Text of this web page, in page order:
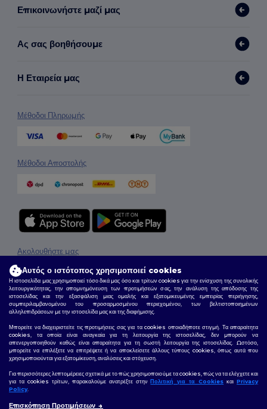
Επικοινωνήστε μαζί μας
Ας σας βοηθήσουμε
Η Εταιρεία μας
Μέθοδοι Πληρωμής
Μέθοδοι Αποστολής
2026. Όλα τα Δικαιώματα Διατηρούνται
Όροι & Προϋποθέσεις| Πολιτική Απορρήτου |Πολιτική για τα Cookies|Site Map
Ακολουθήστε μας
Αυτός ο ιστότοπος χρησιμοποιεί cookies
Η ιστοσελίδα μας χρησιμοποιεί τόσο δικά μας όσο και τρίτων cookies για την ενίσχυση της συνολικής
λειτουργικότητας, την απομνημόνευση των προτιμήσεών σας, την ανάλυση της απόδοσης της
ιστοσελίδας και την εξασφάλιση μιας ομαλής και εξατομικευμένης εμπειρίας περιήγησης,
συμπεριλαμβανομένου του προσαρμοσμένου περιεχομένου, των βελτιστοποιημένων
αλληλεπιδράσεων με την ιστοσελίδα μας και της διαφήμισης.
Μπορείτε να διαχειριστείτε τις προτιμήσεις σας για τα cookies οποιαδήποτε στιγμή. Τα απαραίτητα
cookies, τα οποία είναι αναγκαία για τη λειτουργία της ιστοσελίδας, δεν μπορούν να
απενεργοποιηθούν καθώς είναι απαραίτητα για τη σωστή λειτουργία της ιστοσελίδας. Ωστόσο,
μπορείτε να επιλέξετε να επιτρέψετε ή να αποκλείσετε άλλους τύπους cookies, όπως αυτά που
χρησιμοποιούνται για εξατομίκευση, αναλύσεις και στόχευση.
Για περισσότερες λεπτομέρειες σχετικά με το πώς χρησιμοποιούμε τα cookies, πώς να τα ελέγχετε και
για τα cookies τρίτων, παρακαλούμε ανατρέξτε στηνΠολιτική για τα Cookies καιPrivacy
Policy.
Επισκόπηση Προτιμήσεων